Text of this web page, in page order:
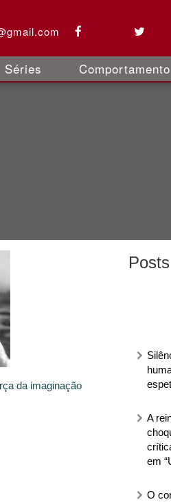
Séries Comportamento
A
em
O
da imaginação